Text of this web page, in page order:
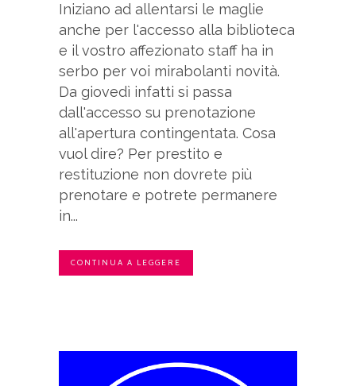
Iniziano ad allentarsi le maglie
anche per l'accesso alla biblioteca
e il vostro affezionato staff ha in
serbo per voi mirabolanti novità.
Da giovedì infatti si passa
dall'accesso su prenotazione
all'apertura contingentata. Cosa
vuol dire? Per prestito e
restituzione non dovrete più
prenotare e potrete permanere
in...
CONTINUA A LEGGERE